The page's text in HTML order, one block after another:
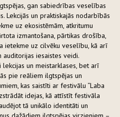
gan sabiedrības veselības
Lekcijās un praktiskajās nodarbībās
uz ekosistēmām, atkritumu
izmantošana, pārtikas drošība,
ietekme uz cilvēku veselību, kā arī
iesaistes veidi.
un meistarklases, bet arī
pie reāliem ilgtspējas un
kas saistīti ar festivālu “Laba
idejas, kā attīstīt festivāla
tā unikālo identitāti un